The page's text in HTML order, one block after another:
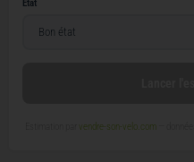
vendre-son-velo.com